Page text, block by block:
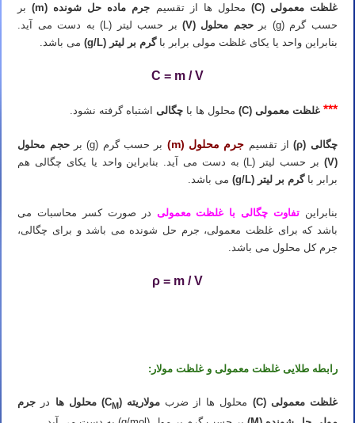
غلظت معمولی (C) محلول ها از تقسیم جرم ماده حل شونده (m)
بر
حسب گرم (g) بر
حجم محلول (V)
بر حسب لیتر (L) به دست می آید.
بنابراین واحد یا یکای غلظت مولی برابر باگرم بر لیتر (g/L) می باشد.
C = m / V
***غلظت معمولی (C) محلول ها باچگالی اشتباه گرفته نشود.
چگالی (ρ) از تقسیم جرم محلول (m) بر حسب گرم (g) بر
حجم محلول
(V)
بر حسب لیتر (L) به دست می آید. بنابراین واحد یا یکای چگالی هم
برابر باگرم بر لیتر (g/L) می باشد.
بنابراینتفاوت چگالی با غلظت معمولی در صورت کسر محاسبات می
باشد که برای غلظت معمولی، جرم حل شونده می باشد و برای چگالی،
جرم کل محلول می باشد.
ρ = m / V
رابطه طلایی غلظت معمولی و غلظت مولار:
غلظت معمولی (C) محلول ها از ضربمولاریته (CM
) محلول ها در جرم